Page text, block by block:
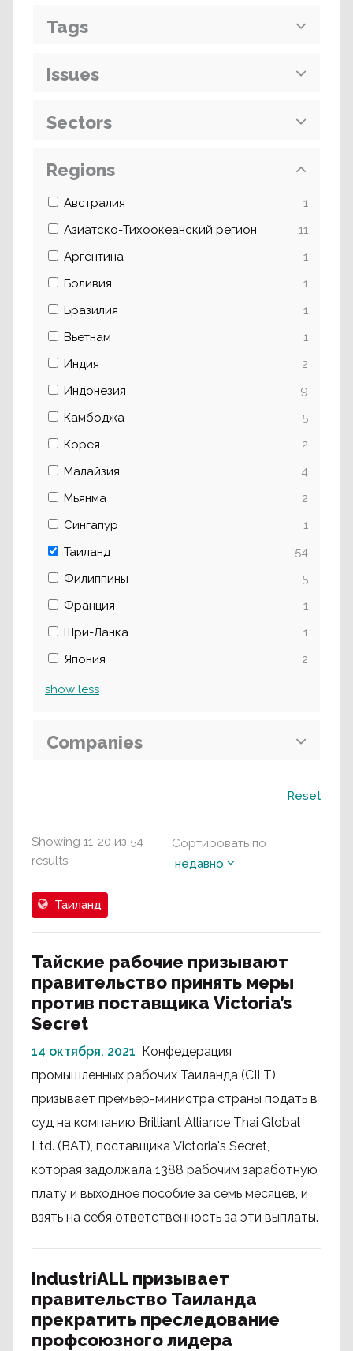
Showing 11-20 из 54
results
Сортировать по
недавно
Таиланд
Тайские рабочие призывают
правительство принять меры
против поставщика Victoria’s
Secret
14 октября, 2021 Конфедерация
промышленных рабочих Таиланда (CILT)
призывает премьер-министра страны подать в
суд на компанию Brilliant Alliance Thai Global
Ltd. (BAT), поставщика Victoria's Secret,
которая задолжала 1388 рабочим заработную
плату и выходное пособие за семь месяцев, и
взять на себя ответственность за эти выплаты.
IndustriALL призывает
правительство Таиланда
прекратить преследование
профсоюзного лидера
Tags
Issues
Sectors
Regions
Австралия
1
Азиатско-Тихоокеанский регион
11
Аргентина
1
Боливия
1
Бразилия
1
Вьетнам
1
Индия
2
Индонезия
9
Камбоджа
5
Корея
2
Малайзия
4
Мьянма
2
Сингапур
1
Таиланд
54
Филиппины
5
Франция
1
Шри-Ланка
1
Япония
2
show less
Companies
Reset